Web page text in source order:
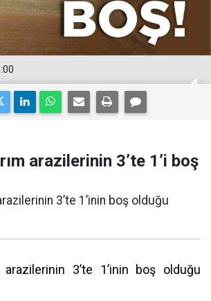
arazilerinin 3’te 1’i boş
3’te 1’inin boş olduğu
arazilerinin 3’te 1’inin boş olduğu